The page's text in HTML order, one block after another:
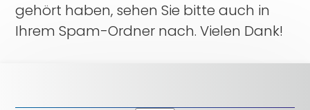
gehört haben, sehen Sie bitte auch in
Ihrem Spam-Ordner nach. Vielen Dank!